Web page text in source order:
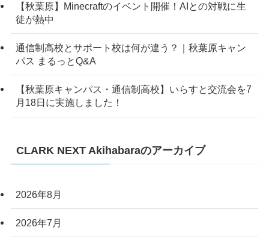
【秋葉原】Minecraftのイベント開催！AIとの対戦に生
徒が熱中
通信制高校とサポート校は何が違う？｜秋葉原キャン
パス まるっとQ&A
【秋葉原キャンパス・通信制高校】いらすと交流会を7
月18日に実施しました！
CLARK NEXT Akihabaraのアーカイブ
2026年8月
2026年7月